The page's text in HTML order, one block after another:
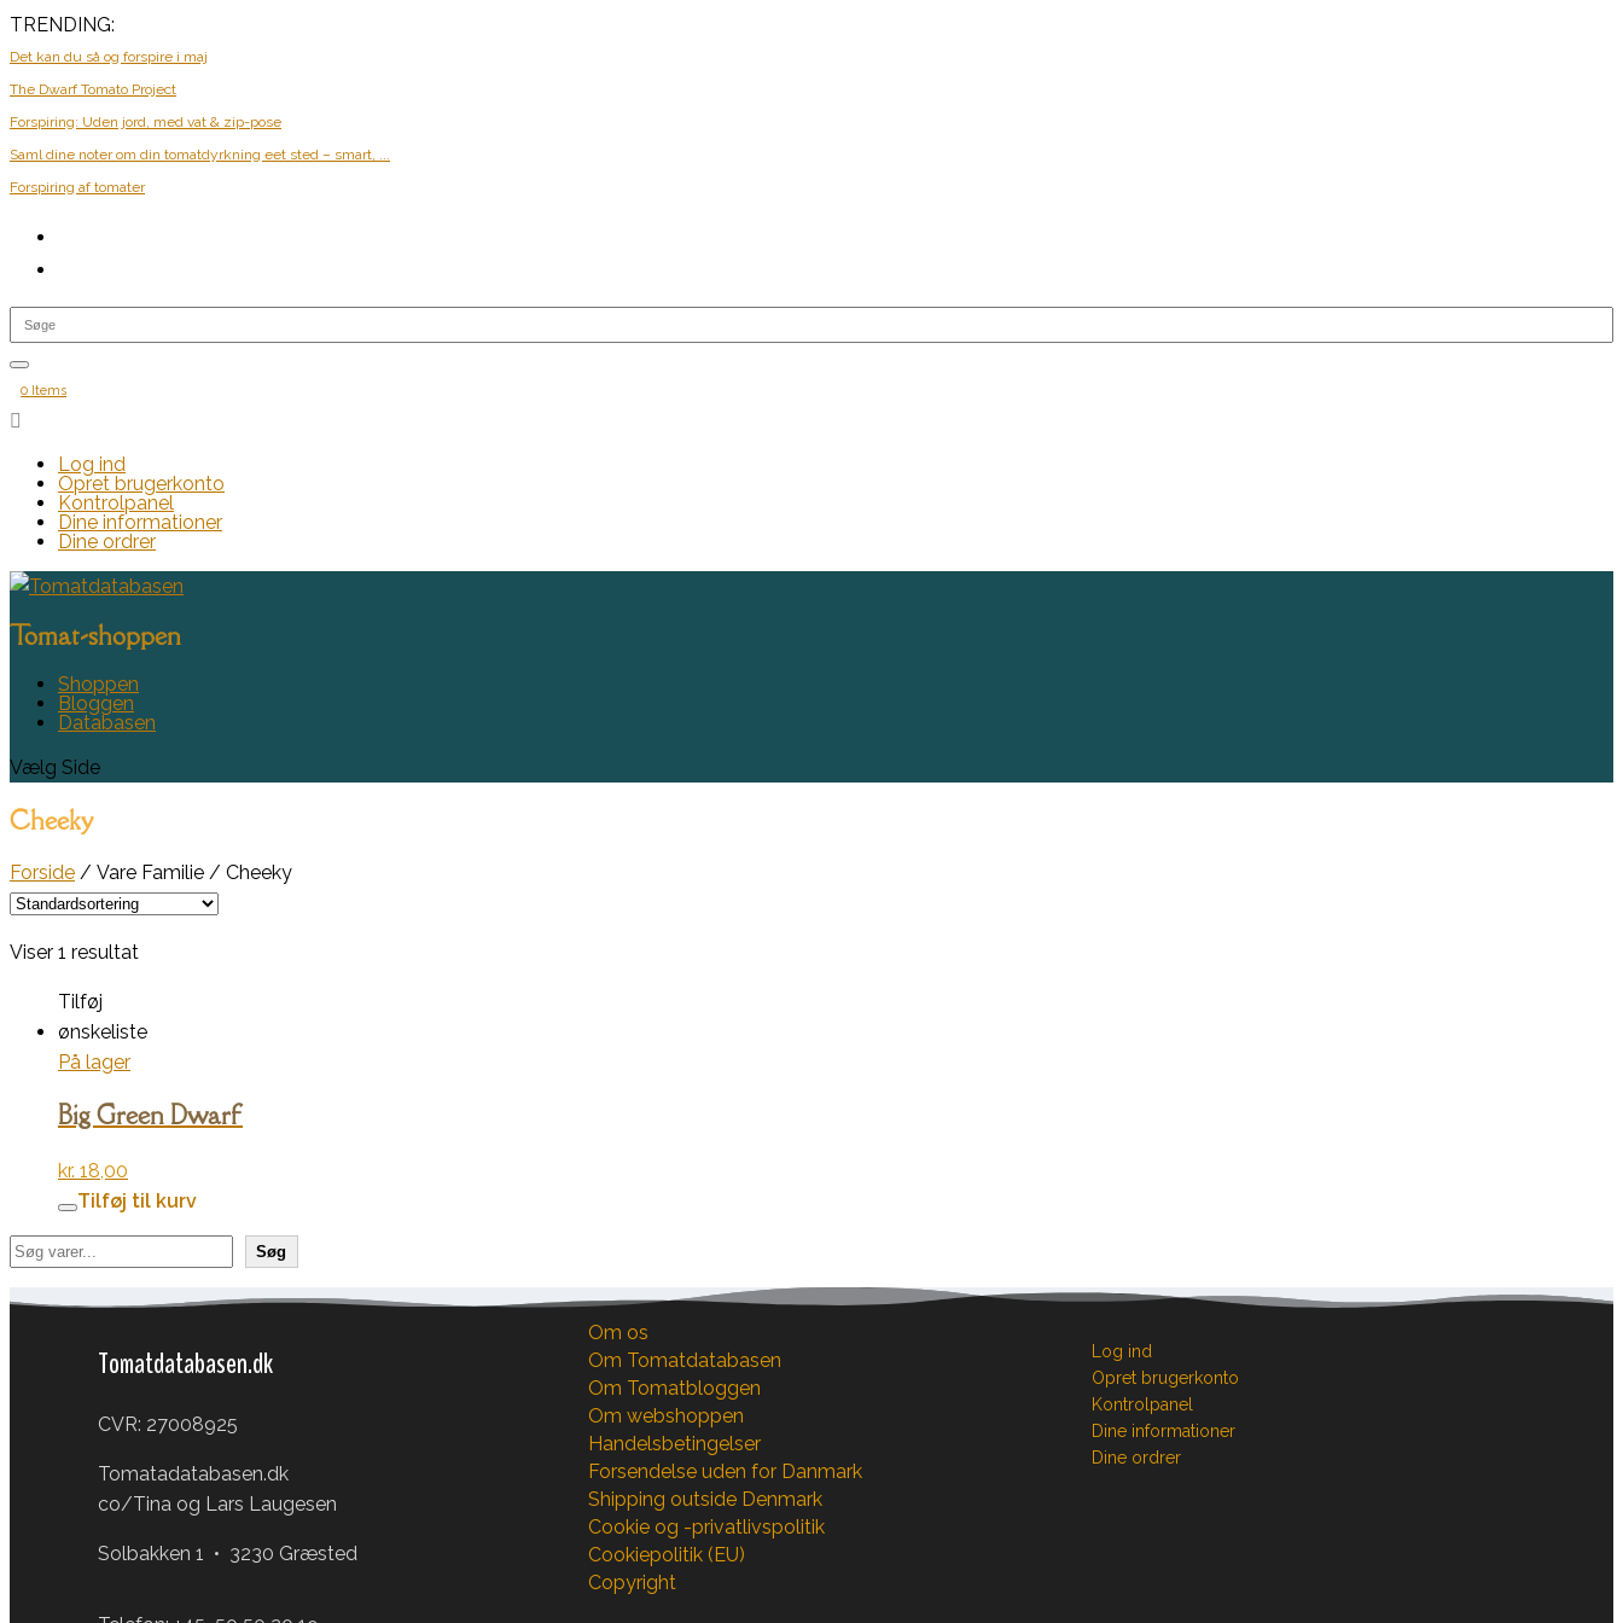
TRENDING:
Det kan du så og forspire i maj
The Dwarf Tomato Project
Forspiring: Uden jord, med vat & zip-pose
Saml dine noter om din tomatdyrkning eet sted – smart, ...
Forspiring af tomater
0 Items

Log ind
Opret brugerkonto
Kontrolpanel
Dine informationer
Dine ordrer
Tomat-shoppen
Shoppen
Bloggen
Databasen
Vælg Side
Cheeky
Forside / Vare Familie / Cheeky
Viser 1 resultat
Tilføj
ønskeliste
På lager
Big Green Dwarf
kr. 18,00
Tilføj til kurv
Søg Søg
Tomatdatabasen.dk
CVR: 27008925
Tomatadatabasen.dk
co/Tina og Lars Laugesen
Solbakken 1 • 3230 Græsted
Om os
Om Tomatdatabasen
Om Tomatbloggen
Om webshoppen
Handelsbetingelser
Forsendelse uden for Danmark
Shipping outside Denmark
Cookie og -privatlivspolitik
Cookiepolitik (EU)
Copyright
Log ind
Opret brugerkonto
Kontrolpanel
Dine informationer
Dine ordrer